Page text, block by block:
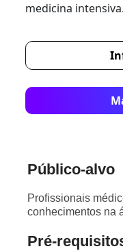
medicina intensiva.
Público-alvo
Profissionais
conhecimentos na
Pré-